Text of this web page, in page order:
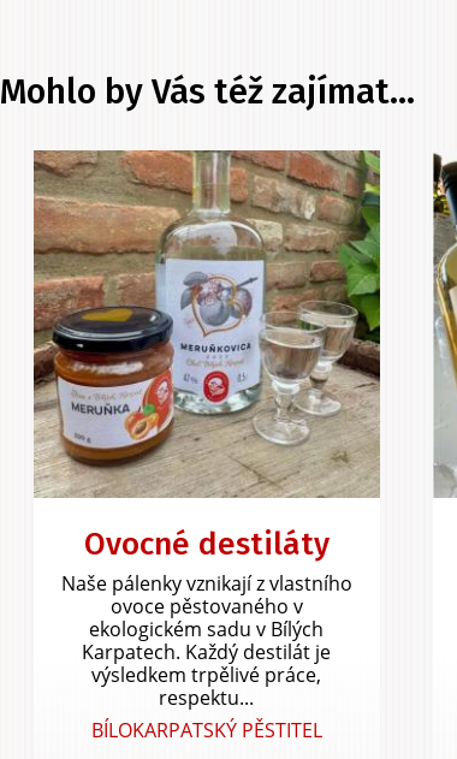
Mohlo by Vás též zajímat...
Ovocné destiláty
Naše pálenky vznikají z vlastního
ovoce pěstovaného v
ekologickém sadu v Bílých
Karpatech. Každý destilát je
výsledkem trpělivé práce,
respektu...
BÍLOKARPATSKÝ PĚSTITEL